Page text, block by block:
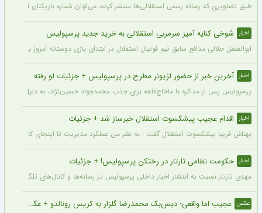
طبق تصاویری که رسانه رسمی استقلالی‌ها منتشر کرده، می‌توان شماره بازیکنان این
اخبار شوخی کنایه آمیز سرمربی استقلالی به خرید جدید پرسپولیس
ابوالفضل جلالی مدافع سابق تیم فوتبال استقلال در ابتدای بازی دوستانه امروز با
اخبار آخرین خبر از حضور لژیونر مطرح در پرسپولیس + جزئیات لو رفته
پرسپولیس پس از مذاکره با ماخاچ‌قلعه برای جذب محمدجواد حسین‌نژاد، به دلیل رقم
اخبار اقدام عجیب پیشکسوت استقلال خبرساز شد + جزئیات
بهتاش فریبا پیشکسوت استقلال گفت : به نظر من عملکرد مدیریت تا اینجای کار قابل
اخبار حکومت نظامی تارتار در رختکن پرسپولیس! + جزئیات
مهدی تارتار نسبت به انتشار اخبار داخلی پرسپولیس در رسانه‌ها و کانال‌های تلگرامی
عکس عجیب اما واقعی؛ دیس‌بک محمدرضا گلزار به کریس رونالدو + عکس